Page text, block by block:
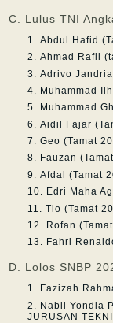
C. Lulus TNI
Abdul Hafid
Ahmad Rafli
Adrivo
Muhammad
Muhammad
Aidil Fajar
Geo (Tamat
Fauzan
Afdal (Tamat
Edri Maha
Tio (Tamat
Rofan
Fahri
D. Lolos SNBP
Fazizah
Nabil Yondia
JURUSAN